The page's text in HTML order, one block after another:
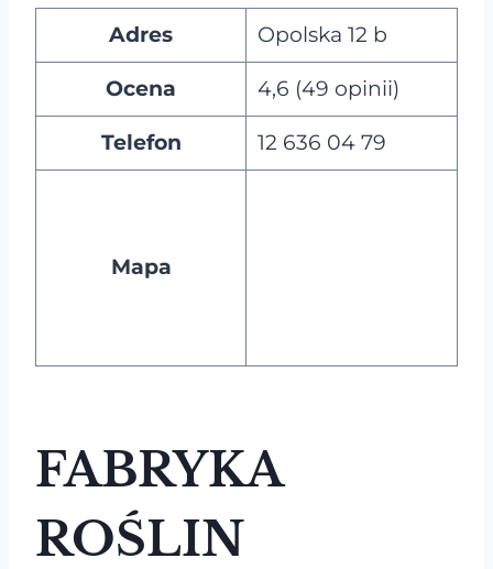
Adres Opolska 12 b
Ocena 4,6 (49 opinii)
Telefon 12 636 04 79
Mapa
FABRYKA
ROŚLIN